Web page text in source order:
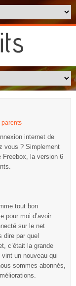
parents
internet de
vous ? Simplement
Freebox, la version 6
tout bon
pour moi d’avoir
sur le net
dire par quel
c’était la grande
un nouveau qui
sommes abonnés,